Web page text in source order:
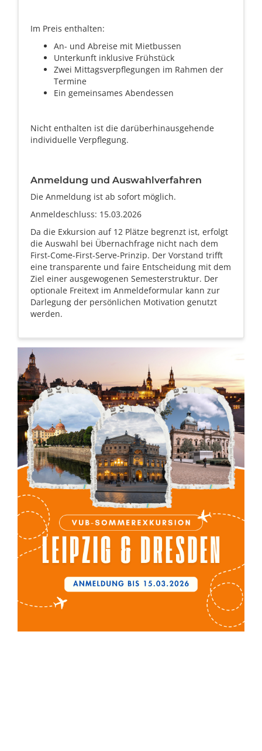
Im Preis enthalten:
An- und Abreise mit Mietbussen
Unterkunft inklusive Frühstück
Zwei Mittagsverpflegungen im Rahmen der
Termine
Ein gemeinsames Abendessen
Nicht enthalten ist die darüberhinausgehende
individuelle Verpflegung.
Anmeldung und Auswahlverfahren
Die Anmeldung ist ab sofort möglich.
Anmeldeschluss: 15.03.2026
Da die Exkursion auf 12 Plätze begrenzt ist, erfolgt
die Auswahl bei Übernachfrage nicht nach dem
First-Come-First-Serve-Prinzip. Der Vorstand trifft
eine transparente und faire Entscheidung mit dem
Ziel einer ausgewogenen Semesterstruktur. Der
optionale Freitext im Anmeldeformular kann zur
Darlegung der persönlichen Motivation genutzt
werden.